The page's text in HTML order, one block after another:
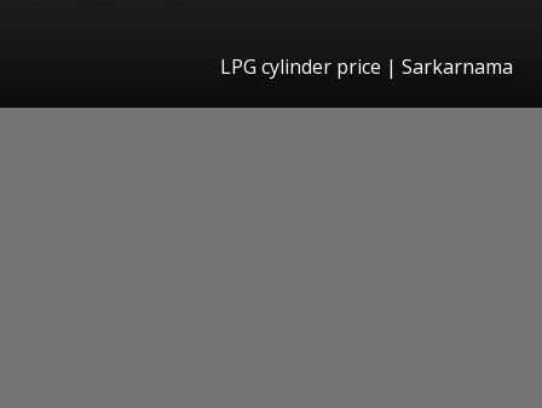
LPG cylinder price | Sarkarnama